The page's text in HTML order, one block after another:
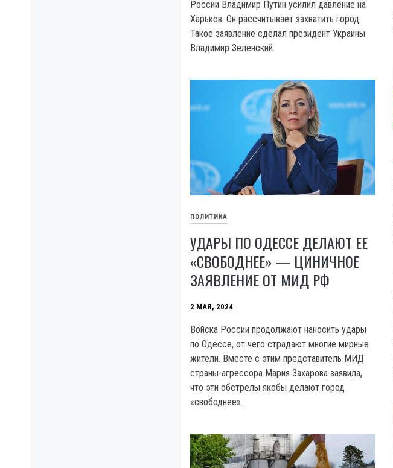
России Владимир Путин усилил давление на
Харьков. Он рассчитывает захватить город.
Такое заявление сделал президент Украины
Владимир Зеленский.
ПОЛИТИКА
УДАРЫ ПО ОДЕССЕ ДЕЛАЮТ ЕЕ
«СВОБОДНЕЕ» — ЦИНИЧНОЕ
ЗАЯВЛЕНИЕ ОТ МИД РФ
2 МАЯ, 2024
Войска России продолжают наносить удары
по Одессе, от чего страдают многие мирные
жители. Вместе с этим представитель МИД
страны-агрессора Мария Захарова заявила,
что эти обстрелы якобы делают город
«свободнее».